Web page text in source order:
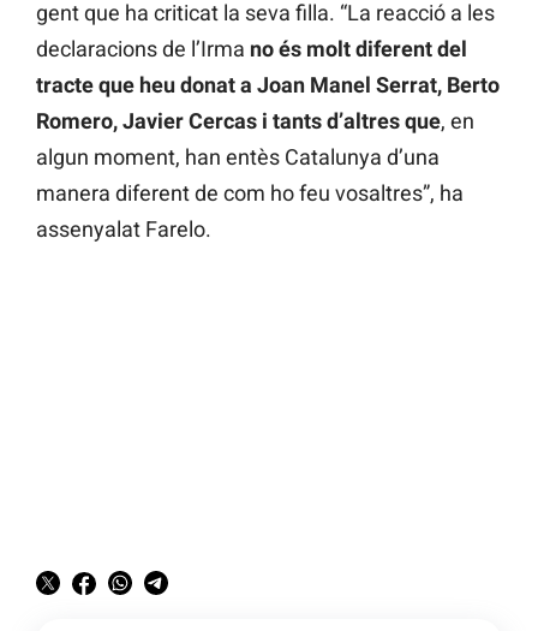
gent que ha criticat la seva filla. “La reacció a les
declaracions de l’Irma no és molt diferent del
tracte que heu donat a Joan Manel Serrat, Berto
Romero, Javier Cercas i tants d’altres que, en
algun moment, han entès Catalunya d’una
manera diferent de com ho feu vosaltres”, ha
assenyalat Farelo.